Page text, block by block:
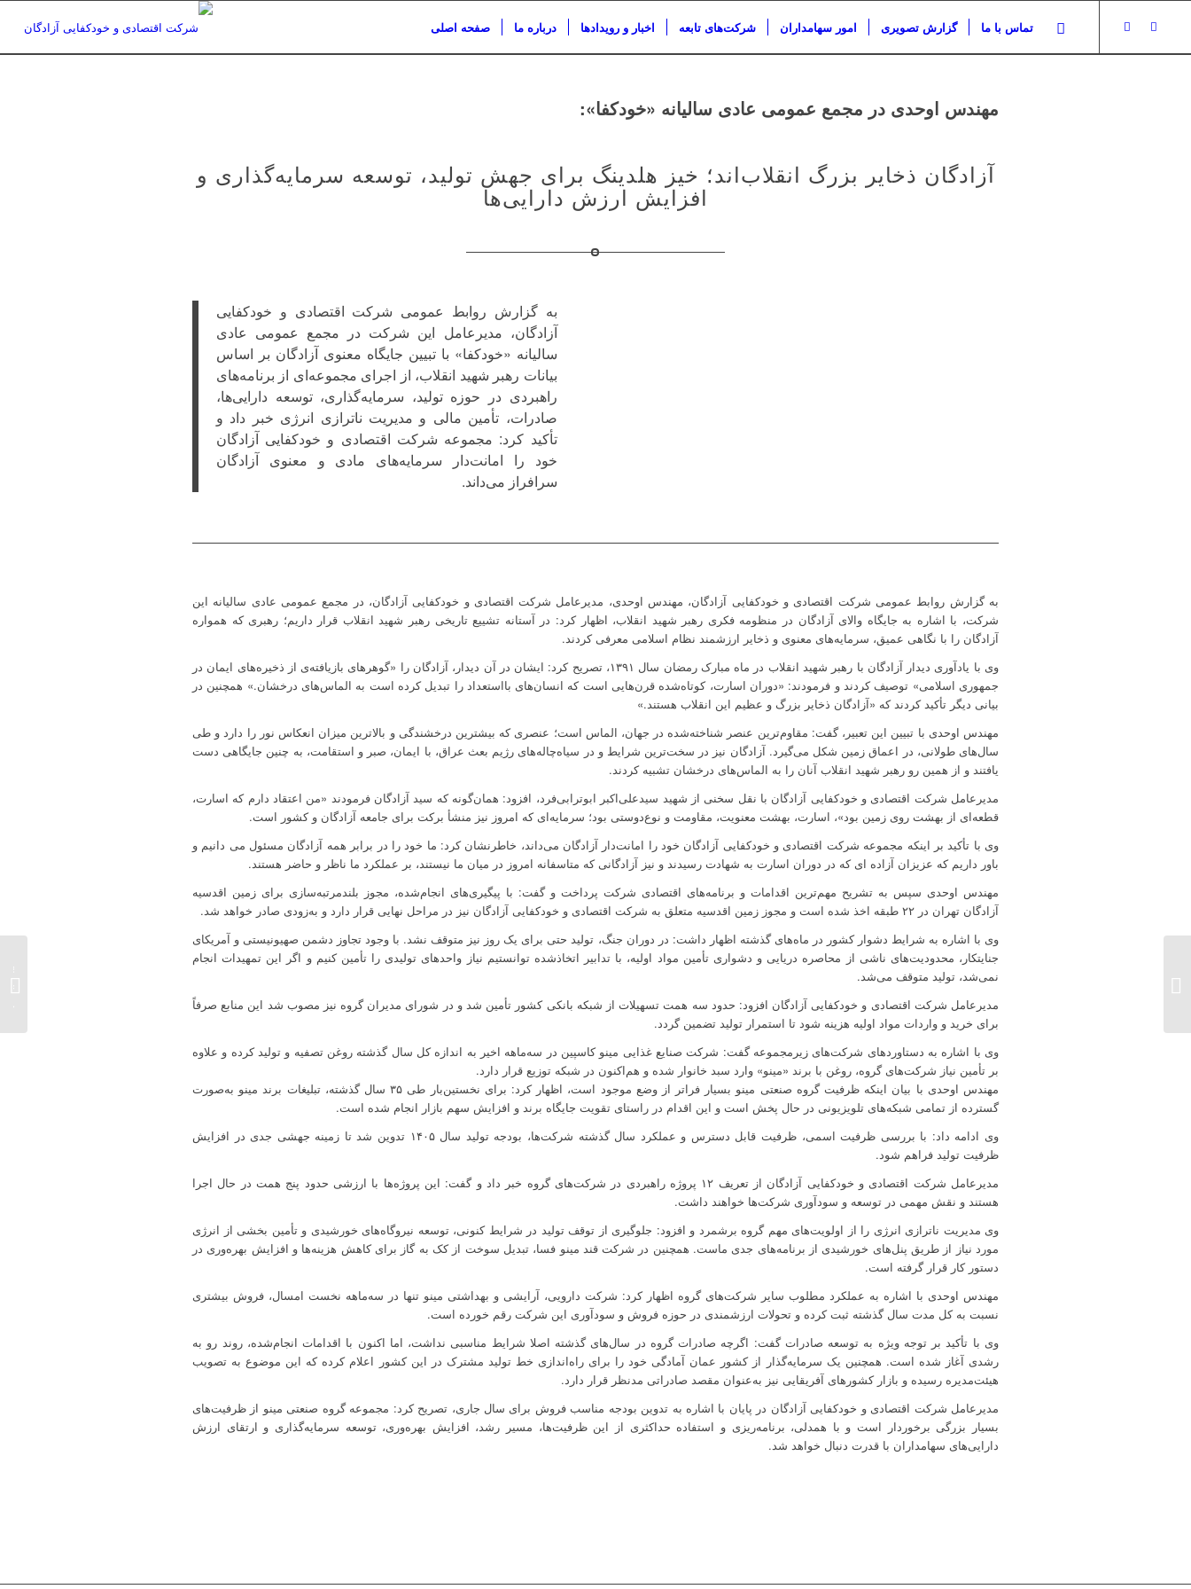
صفحه اصلی درباره ما اخبار و رویدادها شرکت‌های تابعه امور سهامداران گزارش تصویری تماس با ما
مهندس اوحدی در مجمع عمومی عادی سالیانه «خودکفا»:
آزادگان ذخایر بزرگ انقلاب‌اند؛ خیز هلدینگ برای جهش تولید، توسعه سرمایه‌گذاری و
افزایش ارزش دارایی‌ها
به گزارش روابط عمومی شرکت اقتصادی و خودکفایی
آزادگان، مدیرعامل این شرکت در مجمع عمومی عادی
سالیانه «خودکفا» با تبیین جایگاه معنوی آزادگان بر اساس
بیانات رهبر شهید انقلاب، از اجرای مجموعه‌ای از برنامه‌های
راهبردی در حوزه تولید، سرمایه‌گذاری، توسعه دارایی‌ها،
صادرات، تأمین مالی و مدیریت ناترازی انرژی خبر داد و
تأکید کرد: مجموعه شرکت اقتصادی و خودکفایی آزادگان
خود را امانت‌دار سرمایه‌های مادی و معنوی آزادگان
سرافراز می‌داند.
به گزارش روابط عمومی شرکت اقتصادی و خودکفایی آزادگان، مهندس اوحدی، مدیرعامل شرکت اقتصادی و خودکفایی آزادگان، در مجمع عمومی عادی سالیانه این
شرکت، با اشاره به جایگاه والای آزادگان در منظومه فکری رهبر شهید انقلاب، اظهار کرد: در آستانه تشییع تاریخی رهبر شهید انقلاب قرار داریم؛ رهبری که همواره
آزادگان را با نگاهی عمیق، سرمایه‌های معنوی و ذخایر ارزشمند نظام اسلامی معرفی کردند.
وی با یادآوری دیدار آزادگان با رهبر شهید انقلاب در ماه مبارک رمضان سال ۱۳۹۱، تصریح کرد: ایشان در آن دیدار، آزادگان را «گوهرهای بازیافته‌ی از ذخیره‌های ایمان در
جمهوری اسلامی» توصیف کردند و فرمودند: «دوران اسارت، کوتاه‌شده قرن‌هایی است که انسان‌های بااستعداد را تبدیل کرده است به الماس‌های درخشان.» همچنین در
بیانی دیگر تأکید کردند که «آزادگان ذخایر بزرگ و عظیم این انقلاب هستند.»
مهندس اوحدی با تبیین این تعبیر، گفت: مقاوم‌ترین عنصر شناخته‌شده در جهان، الماس است؛ عنصری که بیشترین درخشندگی و بالاترین میزان انعکاس نور را دارد و طی
سال‌های طولانی، در اعماق زمین شکل می‌گیرد. آزادگان نیز در سخت‌ترین شرایط و در سیاه‌چاله‌های رژیم بعث عراق، با ایمان، صبر و استقامت، به چنین جایگاهی دست
یافتند و از همین رو رهبر شهید انقلاب آنان را به الماس‌های درخشان تشبیه کردند.
مدیرعامل شرکت اقتصادی و خودکفایی آزادگان با نقل سخنی از شهید سیدعلی‌اکبر ابوترابی‌فرد، افزود: همان‌گونه که سید آزادگان فرمودند «من اعتقاد دارم که اسارت،
قطعه‌ای از بهشت روی زمین بود»، اسارت، بهشت معنویت، مقاومت و نوع‌دوستی بود؛ سرمایه‌ای که امروز نیز منشأ برکت برای جامعه آزادگان و کشور است.
وی با تأکید بر اینکه مجموعه شرکت اقتصادی و خودکفایی آزادگان خود را امانت‌دار آزادگان می‌داند، خاطرنشان کرد: ما خود را در برابر همه آزادگان مسئول می دانیم و
باور داریم که عزیزان آزاده ای که در دوران اسارت به شهادت رسیدند و نیز آزادگانی که متاسفانه امروز در میان ما نیستند، بر عملکرد ما ناظر و حاضر هستند.
مهندس اوحدی سپس به تشریح مهم‌ترین اقدامات و برنامه‌های اقتصادی شرکت پرداخت و گفت: با پیگیری‌های انجام‌شده، مجوز بلندمرتبه‌سازی برای زمین اقدسیه
آزادگان تهران در ۲۲ طبقه اخذ شده است و مجوز زمین اقدسیه متعلق به شرکت اقتصادی و خودکفایی آزادگان نیز در مراحل نهایی قرار دارد و به‌زودی صادر خواهد شد.
وی با اشاره به شرایط دشوار کشور در ماه‌های گذشته اظهار داشت: در دوران جنگ، تولید حتی برای یک روز نیز متوقف نشد. با وجود تجاوز دشمن صهیونیستی و آمریکای
جنایتکار، محدودیت‌های ناشی از محاصره دریایی و دشواری تأمین مواد اولیه، با تدابیر اتخاذشده توانستیم نیاز واحدهای تولیدی را تأمین کنیم و اگر این تمهیدات انجام
نمی‌شد، تولید متوقف می‌شد.
مدیرعامل شرکت اقتصادی و خودکفایی آزادگان افزود: حدود سه همت تسهیلات از شبکه بانکی کشور تأمین شد و در شورای مدیران گروه نیز مصوب شد این منابع صرفاً
برای خرید و واردات مواد اولیه هزینه شود تا استمرار تولید تضمین گردد.
وی با اشاره به دستاوردهای شرکت‌های زیرمجموعه گفت: شرکت صنایع غذایی مینو کاسپین در سه‌ماهه اخیر به اندازه کل سال گذشته روغن تصفیه و تولید کرده و علاوه
بر تأمین نیاز شرکت‌های گروه، روغن با برند «مینو» وارد سبد خانوار شده و هم‌اکنون در شبکه توزیع قرار دارد.
مهندس اوحدی با بیان اینکه ظرفیت گروه صنعتی مینو بسیار فراتر از وضع موجود است، اظهار کرد: برای نخستین‌بار طی ۳۵ سال گذشته، تبلیغات برند مینو به‌صورت
گسترده از تمامی شبکه‌های تلویزیونی در حال پخش است و این اقدام در راستای تقویت جایگاه برند و افزایش سهم بازار انجام شده است.
وی ادامه داد: با بررسی ظرفیت اسمی، ظرفیت قابل دسترس و عملکرد سال گذشته شرکت‌ها، بودجه تولید سال ۱۴۰۵ تدوین شد تا زمینه جهشی جدی در افزایش
ظرفیت تولید فراهم شود.
مدیرعامل شرکت اقتصادی و خودکفایی آزادگان از تعریف ۱۲ پروژه راهبردی در شرکت‌های گروه خبر داد و گفت: این پروژه‌ها با ارزشی حدود پنج همت در حال اجرا
هستند و نقش مهمی در توسعه و سودآوری شرکت‌ها خواهند داشت.
وی مدیریت ناترازی انرژی را از اولویت‌های مهم گروه برشمرد و افزود: جلوگیری از توقف تولید در شرایط کنونی، توسعه نیروگاه‌های خورشیدی و تأمین بخشی از انرژی
مورد نیاز از طریق پنل‌های خورشیدی از برنامه‌های جدی ماست. همچنین در شرکت قند مینو فسا، تبدیل سوخت از کک به گاز برای کاهش هزینه‌ها و افزایش بهره‌وری در
دستور کار قرار گرفته است.
مهندس اوحدی با اشاره به عملکرد مطلوب سایر شرکت‌های گروه اظهار کرد: شرکت دارویی، آرایشی و بهداشتی مینو تنها در سه‌ماهه نخست امسال، فروش بیشتری
نسبت به کل مدت سال گذشته ثبت کرده و تحولات ارزشمندی در حوزه فروش و سودآوری این شرکت رقم خورده است.
وی با تأکید بر توجه ویژه به توسعه صادرات گفت: اگرچه صادرات گروه در سال‌های گذشته اصلا شرایط مناسبی نداشت، اما اکنون با اقدامات انجام‌شده، روند رو به
رشدی آغاز شده است. همچنین یک سرمایه‌گذار از کشور عمان آمادگی خود را برای راه‌اندازی خط تولید مشترک در این کشور اعلام کرده که این موضوع به تصویب
هیئت‌مدیره رسیده و بازار کشورهای آفریقایی نیز به‌عنوان مقصد صادراتی مدنظر قرار دارد.
مدیرعامل شرکت اقتصادی و خودکفایی آزادگان در پایان با اشاره به تدوین بودجه مناسب فروش برای سال جاری، تصریح کرد: مجموعه گروه صنعتی مینو از ظرفیت‌های
بسیار بزرگی برخوردار است و با همدلی، برنامه‌ریزی و استفاده حداکثری از این ظرفیت‌ها، مسیر رشد، افزایش بهره‌وری، توسعه سرمایه‌گذاری و ارتقای ارزش
دارایی‌های سهامداران با قدرت دنبال خواهد شد.
قدردانی روابط عمومی
سهامداران و حاضرین در